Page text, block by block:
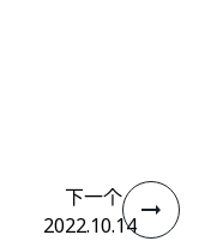
下一个
2022.10.14